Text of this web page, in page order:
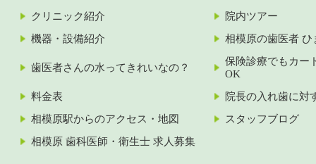
クリニック紹介
院内ツアー
機器・設備紹介
相模原の歯医者 ひ
歯医者さんの水ってきれいなの？
保険診療でもカー
OK
料金表
院長の入れ歯に対
相模原駅からのアクセス・地図
スタッフブログ
相模原 歯科医師・衛生士 求人募集